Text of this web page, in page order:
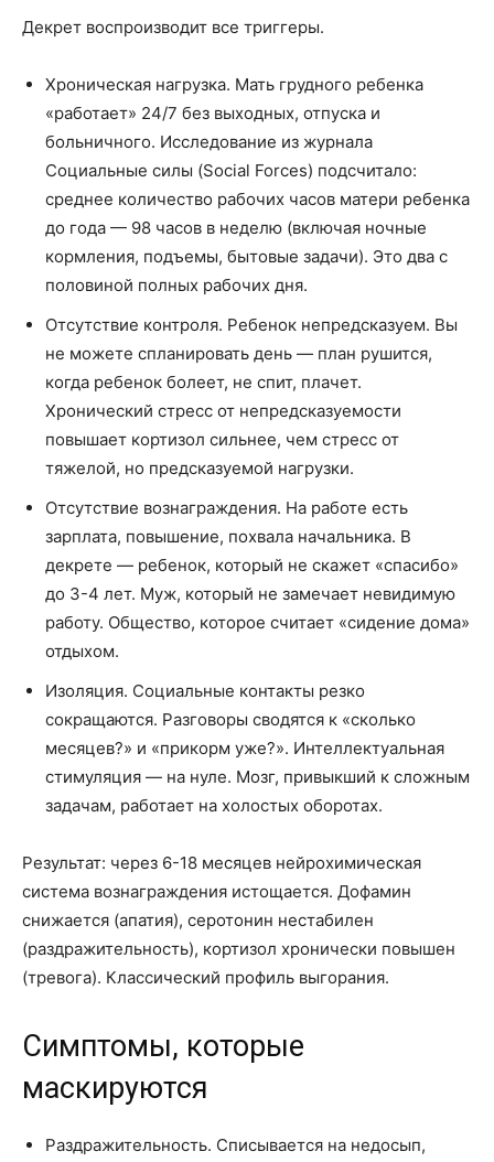
Декрет воспроизводит все триггеры.
Хроническая нагрузка. Мать грудного ребенка
«работает» 24/7 без выходных, отпуска и
больничного. Исследование из журнала
Социальные силы (Social Forces) подсчитало:
среднее количество рабочих часов матери ребенка
до года — 98 часов в неделю (включая ночные
кормления, подъемы, бытовые задачи). Это два с
половиной полных рабочих дня.
Отсутствие контроля. Ребенок непредсказуем. Вы
не можете спланировать день — план рушится,
когда ребенок болеет, не спит, плачет.
Хронический стресс от непредсказуемости
повышает кортизол сильнее, чем стресс от
тяжелой, но предсказуемой нагрузки.
Отсутствие вознаграждения. На работе есть
зарплата, повышение, похвала начальника. В
декрете — ребенок, который не скажет «спасибо»
до 3-4 лет. Муж, который не замечает невидимую
работу. Общество, которое считает «сидение дома»
отдыхом.
Изоляция. Социальные контакты резко
сокращаются. Разговоры сводятся к «сколько
месяцев?» и «прикорм уже?». Интеллектуальная
стимуляция — на нуле. Мозг, привыкший к сложным
задачам, работает на холостых оборотах.
Результат: через 6-18 месяцев нейрохимическая
система вознаграждения истощается. Дофамин
снижается (апатия), серотонин нестабилен
(раздражительность), кортизол хронически повышен
(тревога). Классический профиль выгорания.
Симптомы, которые
маскируются
Раздражительность. Списывается на недосып,